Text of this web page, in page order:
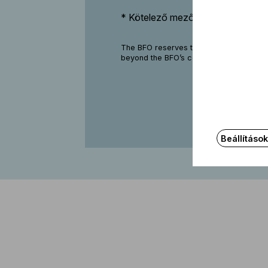
* Kötelező mezők
The BFO reserves the right to make
beyond the BFO’s control, at some